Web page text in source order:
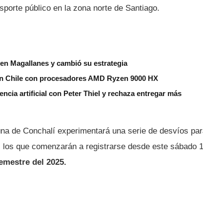
público en la zona norte de Santiago.
Magallanes y cambió su estrategia
Chile con procesadores AMD Ryzen 9000 HX
artificial con Peter Thiel y rechaza entregar más
de Conchalí experimentará una serie de desvíos
que comenzarán a registrarse desde este sábado 1
del 2025.